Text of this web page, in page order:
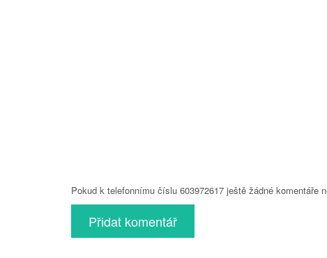
Pokud k telefonnímu číslu 603972617 ještě žádné komentáře
Přidat komentář